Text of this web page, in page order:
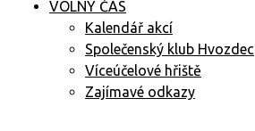
VOLNÝ ČAS
Kalendář akcí
Společenský klub Hvozdec
Víceúčelové hřiště
Zajímavé odkazy